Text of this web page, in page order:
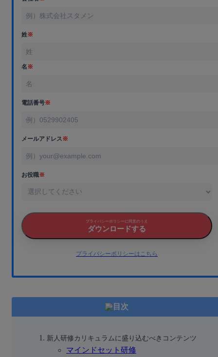
姓※
名※
電話番号※
メールアドレス※
お役職※
プライバシーポリシーに同意のうえ
ダウンロードする
プライバシーポリシーはこちら
目次
新人研修カリキュラムに盛り込むべきコンテンツ
マインドセット研修